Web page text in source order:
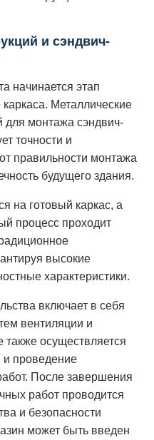
и сэндвич-
начинается этап
Металлические
для монтажа сэндвич-
точности и
правильности монтажа
будущего здания.
на готовый каркас, а
процесс проходит
высокие
характеристики.
включает в себя
вентиляции и
осуществляется
и проведение
После завершения
работ проводится
и безопасности
может быть введен